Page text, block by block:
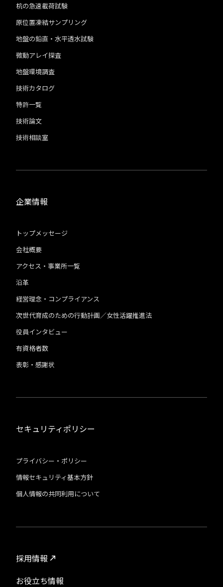
杭の急速載荷試験
原位置凍結サンプリング
地盤の鉛直・水平透水試験
微動アレイ探査
地盤環境調査
技術カタログ
特許一覧
技術論文
技術相談室
企業情報
トップメッセージ
会社概要
アクセス・事業所一覧
沿革
経営理念・コンプライアンス
次世代育成のための行動計画／女性活躍推進法
役員インタビュー
有資格者数
表彰・感謝状
セキュリティポリシー
プライバシー・ポリシー
情報セキュリティ基本方針
個人情報の共同利用について
採用情報
お役立ち情報